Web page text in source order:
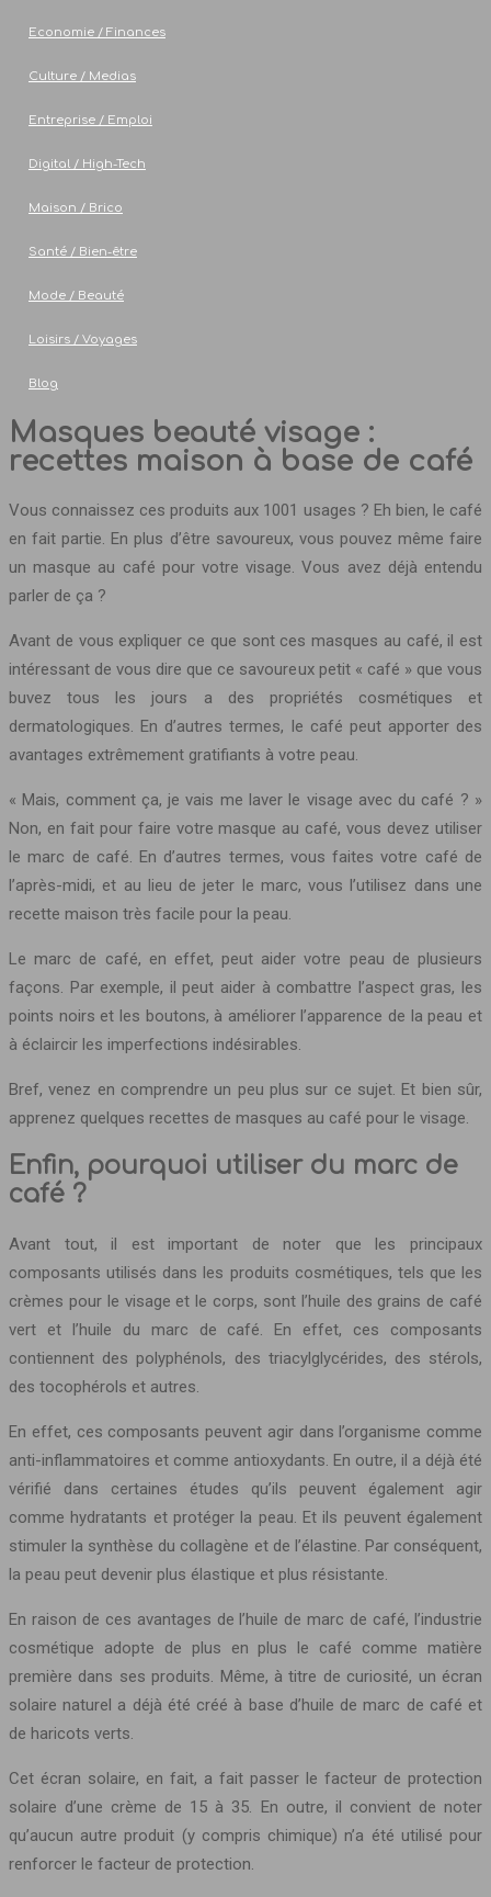
Economie / Finances
Culture / Medias
Entreprise / Emploi
Digital / High-Tech
Maison / Brico
Santé / Bien-être
Mode / Beauté
Loisirs / Voyages
Blog
Masques beauté visage :
recettes maison à base de café
Vous connaissez ces produits aux 1001 usages ? Eh bien, le café
en fait partie. En plus d’être savoureux, vous pouvez même faire
un masque au café pour votre visage. Vous avez déjà entendu
parler de ça ?
Avant de vous expliquer ce que sont ces masques au café, il est
intéressant de vous dire que ce savoureux petit « café » que vous
buvez tous les jours a des propriétés cosmétiques et
dermatologiques. En d’autres termes, le café peut apporter des
avantages extrêmement gratifiants à votre peau.
« Mais, comment ça, je vais me laver le visage avec du café ? »
Non, en fait pour faire votre masque au café, vous devez utiliser
le marc de café. En d’autres termes, vous faites votre café de
l’après-midi, et au lieu de jeter le marc, vous l’utilisez dans une
recette maison très facile pour la peau.
Le marc de café, en effet, peut aider votre peau de plusieurs
façons. Par exemple, il peut aider à combattre l’aspect gras, les
points noirs et les boutons, à améliorer l’apparence de la peau et
à éclaircir les imperfections indésirables.
Bref, venez en comprendre un peu plus sur ce sujet. Et bien sûr,
apprenez quelques recettes de masques au café pour le visage.
Enfin, pourquoi utiliser du marc de
café ?
Avant tout, il est important de noter que les principaux
composants utilisés dans les produits cosmétiques, tels que les
crèmes pour le visage et le corps, sont l’huile des grains de café
vert et l’huile du marc de café. En effet, ces composants
contiennent des polyphénols, des triacylglycérides, des stérols,
des tocophérols et autres.
En effet, ces composants peuvent agir dans l’organisme comme
anti-inflammatoires et comme antioxydants. En outre, il a déjà été
vérifié dans certaines études qu’ils peuvent également agir
comme hydratants et protéger la peau. Et ils peuvent également
stimuler la synthèse du collagène et de l’élastine. Par conséquent,
la peau peut devenir plus élastique et plus résistante.
En raison de ces avantages de l’huile de marc de café, l’industrie
cosmétique adopte de plus en plus le café comme matière
première dans ses produits. Même, à titre de curiosité, un écran
solaire naturel a déjà été créé à base d’huile de marc de café et
de haricots verts.
Cet écran solaire, en fait, a fait passer le facteur de protection
solaire d’une crème de 15 à 35. En outre, il convient de noter
qu’aucun autre produit (y compris chimique) n’a été utilisé pour
renforcer le facteur de protection.